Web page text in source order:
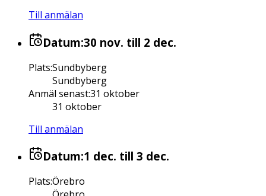
Till anmälan
Datum:30 nov. till 2 dec.
Plats:Sundbyberg
Sundbyberg
Anmäl senast:31 oktober
31 oktober
Till anmälan
Datum:1 dec. till 3 dec.
Plats:Örebro